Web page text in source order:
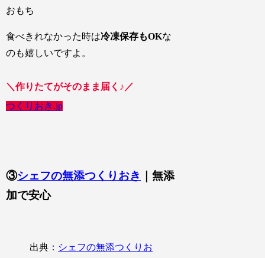
おもち
食べきれなかった時は冷凍保存もOKな
のも嬉しいですよ。
＼作りたてがそのまま届く♪／
つくりおき.jp
③シェフの無添つくりおき
｜無添
加で安心
出典： シェフの無添つくりお